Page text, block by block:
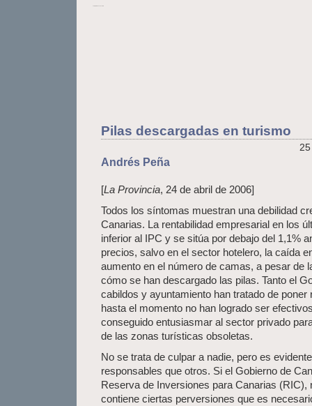
Pilas descargadas en turismo
25
Andrés Peña
[La Provincia, 24 de abril de 2006]
Todos los síntomas muestran una debilidad
Canarias. La rentabilidad empresarial en los
inferior al IPC y se sitúa por debajo del 1,1%
precios, salvo en el sector hotelero, la caída
aumento en el número de camas, a pesar de
cómo se han descargado las pilas. Tanto el
cabildos y ayuntamiento han tratado de poner
hasta el momento no han logrado ser
conseguido entusiasmar al sector privado
de las zonas turísticas obsoletas.
No se trata de culpar a nadie, pero es
responsables que otros. Si el Gobierno de
Reserva de Inversiones para Canarias (RIC),
contiene ciertas perversiones que es